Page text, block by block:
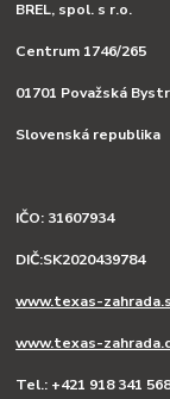
BREL, spol. s r.o.
Centrum 1746/265
01701 Považská
Slovenská republika
IČO: 31607934
DIČ:SK2020439784
www.texas-
www.texas-
Tel.: +421 918 341